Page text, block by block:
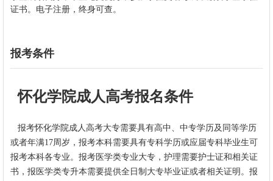
证书。电子注册，终身可查。
报考条件
怀化学院成人高考报名条件
报考怀化学院成人高考大专需要具有高中、中专学历及同等学历
或者年满17周岁，报考本科需要具有专科学历或应届专科毕业生可
报考本科各专业。报考医学类专业大专，护理需要护士证和相关证
书，报医学类专升本需要提供全日制大专毕业证或者相关证明。报